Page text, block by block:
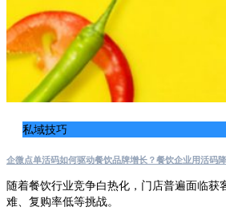
私域技巧
企微点单活码如何驱动餐饮品牌增长？餐饮企业用活码
随着餐饮行业竞争白热化，门店普遍面临获
难、复购率低等挑战。